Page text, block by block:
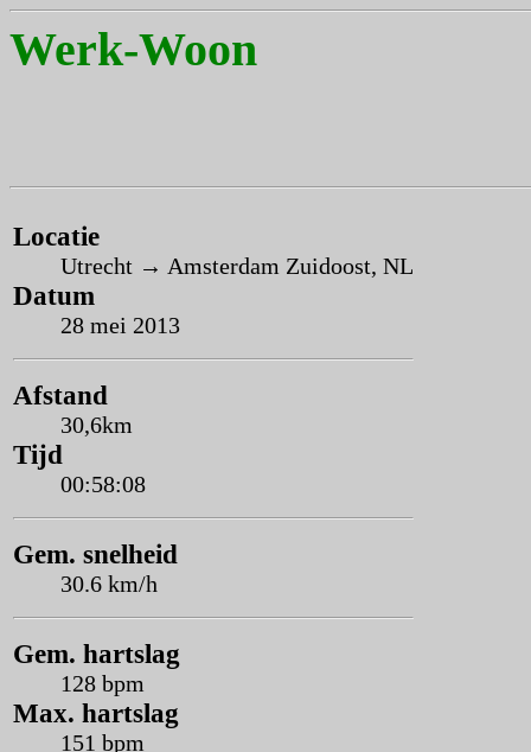
Werk-Woon
Locatie
Utrecht → Amsterdam Zuidoost, NL
Datum
28 mei 2013
Afstand
30,6km
Tijd
00:58:08
Gem. snelheid
30.6 km/h
Gem. hartslag
128 bpm
Max. hartslag
151 bpm